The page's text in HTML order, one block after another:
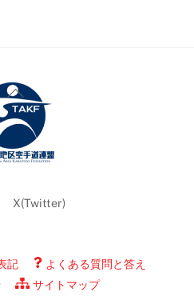
Back
To
Top
X(Twitter)
記
よくある質問と答え
サイトマップ